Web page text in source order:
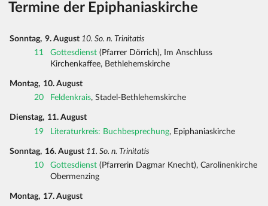
Termine der Epiphaniaskirche
Sonntag, 9. August 10. So. n. Trinitatis
11
Gottesdienst (Pfarrer Dörrich), Im Anschluss
Kirchenkaffee, Bethlehemskirche
Montag, 10. August
20
Feldenkrais, Stadel-Bethlehemskirche
Dienstag, 11. August
19
Literaturkreis: Buchbesprechung, Epiphaniaskirche
Sonntag, 16. August 11. So. n. Trinitatis
10
Gottesdienst (Pfarrerin Dagmar Knecht), Carolinenkirche
Obermenzing
Montag, 17. August